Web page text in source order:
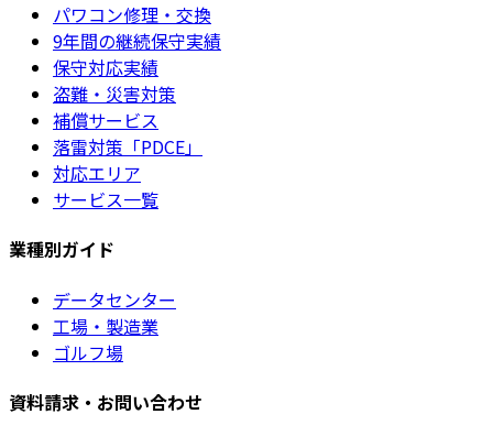
パワコン修理・交換
9年間の継続保守実績
保守対応実績
盗難・災害対策
補償サービス
落雷対策「PDCE」
対応エリア
サービス一覧
業種別ガイド
データセンター
工場・製造業
ゴルフ場
資料請求・お問い合わせ